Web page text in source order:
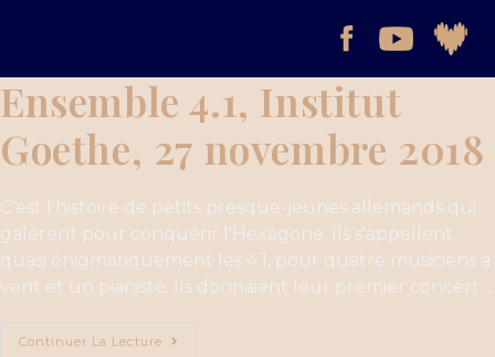
Ensemble 4.1, Institut
Goethe, 27 novembre 2018
C'est l'histoire de petits presque-jeunes allemands qui
galèrent pour conquérir l'Hexagone. Ils s'appellent
quasi énigmatiquement les 4.1, pour quatre musiciens à
vent et un pianiste. Ils donnaient leur premier concert…
Continuer La Lecture